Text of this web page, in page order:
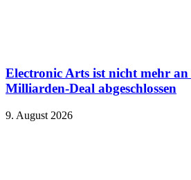
Electronic Arts ist nicht mehr an
Milliarden-Deal abgeschlossen
9. August 2026